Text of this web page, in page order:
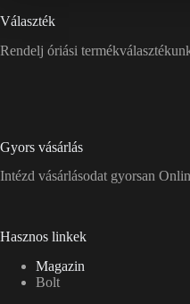
Választék
Rendelj óriási
Gyors vásárlás
Intézd vásárlásodat gyorsan
Hasznos linkek
Magazin
Bolt